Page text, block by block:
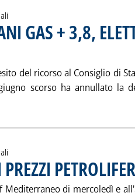
GAS + 3,8,
del ricorso al Consiglio di
scorso ha annullato la
Mediterraneo di mercoledì e